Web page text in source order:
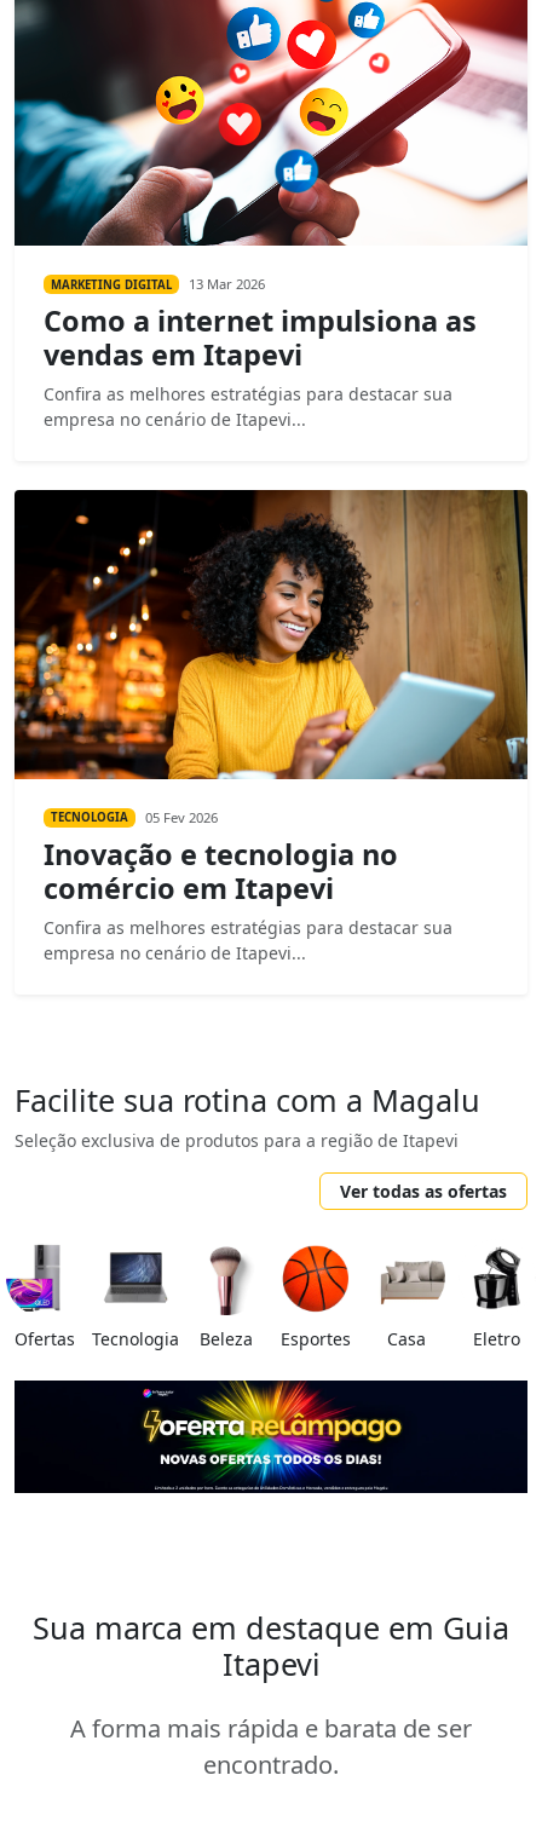
MARKETING DIGITAL 13 Mar 2026
Como a internet impulsiona as
vendas em Itapevi
Confira as melhores estratégias para destacar sua
empresa no cenário de Itapevi...
TECNOLOGIA 05 Fev 2026
Inovação e tecnologia no
comércio em Itapevi
Confira as melhores estratégias para destacar sua
empresa no cenário de Itapevi...
Facilite sua rotina com a Magalu
Seleção exclusiva de produtos para a região de Itapevi
Ver todas as ofertas
Ofertas Tecnologia Beleza Esportes Casa Eletro
Sua marca em destaque em Guia
Itapevi
A forma mais rápida e barata de ser
encontrado.